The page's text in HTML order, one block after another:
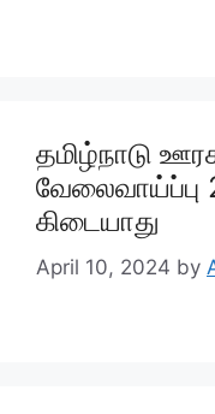
தமிழ்நாடு
வேலைவாய்ப்பு
கிடையாது
April 10, 2024 by